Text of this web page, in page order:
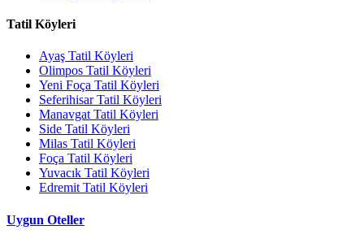
Tatil Köyleri
Ayaş Tatil Köyleri
Olimpos Tatil Köyleri
Yeni Foça Tatil Köyleri
Seferihisar Tatil Köyleri
Manavgat Tatil Köyleri
Side Tatil Köyleri
Milas Tatil Köyleri
Foça Tatil Köyleri
Yuvacık Tatil Köyleri
Edremit Tatil Köyleri
Uygun Oteller